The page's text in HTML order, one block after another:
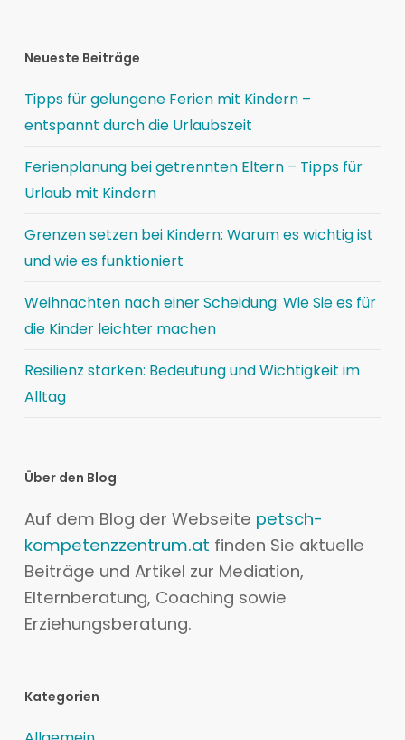
Neueste Beiträge
Tipps für gelungene Ferien mit Kindern –
entspannt durch die Urlaubszeit
Ferienplanung bei getrennten Eltern – Tipps für
Urlaub mit Kindern
Grenzen setzen bei Kindern: Warum es wichtig ist
und wie es funktioniert
Weihnachten nach einer Scheidung: Wie Sie es für
die Kinder leichter machen
Resilienz stärken: Bedeutung und Wichtigkeit im
Alltag
Über den Blog
Auf dem Blog der Webseite petsch-
kompetenzzentrum.at finden Sie aktuelle
Beiträge und Artikel zur Mediation,
Elternberatung, Coaching sowie
Erziehungsberatung.
Kategorien